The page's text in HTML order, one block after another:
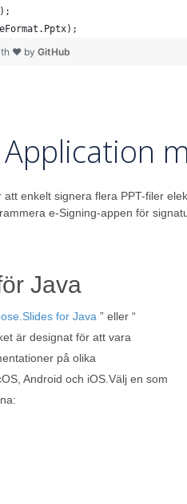
❤ by GitHub
enkelt signera flera PPT-filer
e-Signing-appen för
Java
for Java ” eller “
är designat för att vara
på olika
Android och iOS.Välj en som